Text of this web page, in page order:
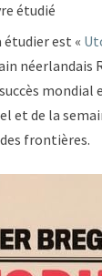
étudié
étudier est «
néerlandais
mondial
et de la
frontières.